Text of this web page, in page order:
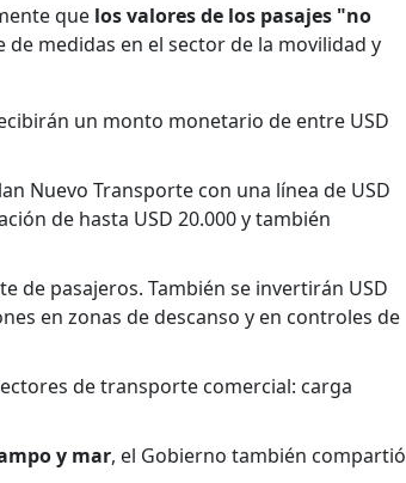
que los valores de los pasajes "no
medidas en el sector de la movilidad y
un monto monetario de entre USD
Nuevo Transporte con una línea de USD
de hasta USD 20.000 y también
de pasajeros. También se invertirán USD
en zonas de descanso y en controles de
de transporte comercial: carga
y mar, el Gobierno también compartió